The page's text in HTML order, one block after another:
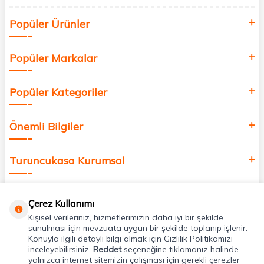
değer katmak için bize katılın!
Popüler Ürünler
Popüler Markalar
Popüler Kategoriler
Önemli Bilgiler
Turuncukasa Kurumsal
Uygulamalarımız
Çerez Kullanımı
Kişisel verileriniz, hizmetlerimizin daha iyi bir şekilde
sunulması için mevzuata uygun bir şekilde toplanıp işlenir.
Konuyla ilgili detaylı bilgi almak için Gizlilik Politikamızı
inceleyebilirsiniz. Reddetseçeneğine tıklamanız halinde
yalnızca internet sitemizin çalışması için gerekli çerezler